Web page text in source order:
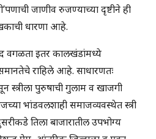
जाणीव रुजण्याच्या दृष्टीने ही
धारणा आहे.
वगळता इतर कालखंडांमध्ये
राहिले आहे. साधारणतः
स्त्रीला पुरुषाची गुलाम व खाजगी
भांडवलशाही समाजव्यवस्थेत स्त्री
तिला बाजारातील उपभोग्य